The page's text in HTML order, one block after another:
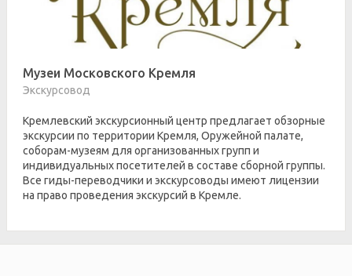
Музеи Московского Кремля
Экскурсовод
Кремлевский экскурсионный центр предлагает обзорные
экскурсии по территории Кремля, Оружейной палате,
соборам-музеям для организованных групп и
индивидуальных посетителей в составе сборной группы.
Все гиды-переводчики и экскурсоводы имеют лицензии
на право проведения экскурсий в Кремле.